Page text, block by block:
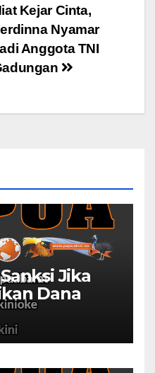
Kejar Cinta,
Nyamar
Anggota TNI
Jika
Dana